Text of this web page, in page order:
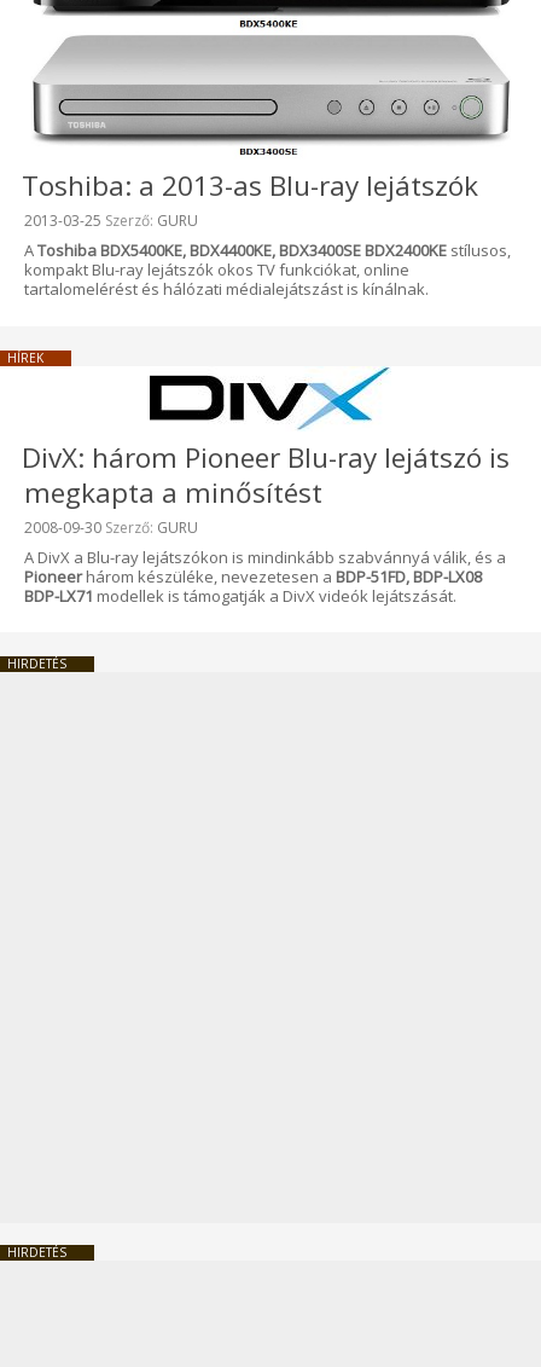
Toshiba: a 2013-as Blu-ray lejátszók
Beküldve:
2013-03-25 Szerző: GURU
AToshiba BDX5400KE, BDX4400KE, BDX3400SE BDX2400KE stílusos,
kompakt Blu-ray lejátszók okos TV funkciókat, online
tartalomelérést és hálózati médialejátszást is kínálnak.
HÍREK
DivX: három Pioneer Blu-ray lejátszó is
megkapta a minősítést
Beküldve:
2008-09-30 Szerző: GURU
A DivX a Blu-ray lejátszókon is mindinkább szabvánnyá válik, és a
Pioneerhárom készüléke, nevezetesen a BDP-51FD, BDP-LX08
BDP-LX71 modellek is támogatják a DivX videók lejátszását.
HIRDETÉS
HIRDETÉS